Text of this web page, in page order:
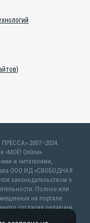
2007–2024.
«МОЁ! Online»
и читателями,
ООО ИД «СВОБОДНАЯ
законодательством о
Полное или
на портале
согласия редакции